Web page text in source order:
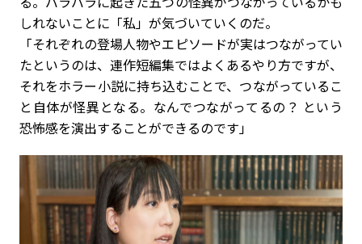
しれないことに「私」が気づいていくのだ。
「それぞれの登場人物やエピソードが実はつながってい
たというのは、連作短編集ではよくあるやり方ですが、
それをホラー小説に持ち込むことで、つながっているこ
と自体が怪異となる。なんでつながってるの？ という
恐怖感を演出することができるのです」